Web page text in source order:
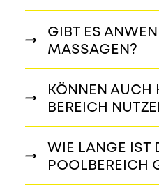
GIBT ES
MASSAGEN?
KÖNNEN AUCH
BEREICH
WIE LANGE IST
POOLBEREICH